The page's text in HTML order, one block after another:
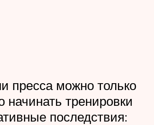
пресса можно только
тренировки
последствия: